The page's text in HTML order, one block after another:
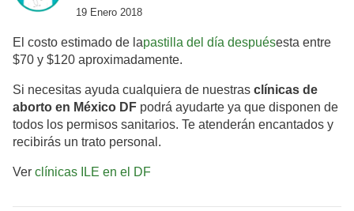
19 Enero 2018
El costo estimado de lapastilla del día despuésesta entre
$70 y $120 aproximadamente.
Si necesitas ayuda cualquiera de nuestras clínicas de
aborto en México DF podrá ayudarte ya que disponen de
todos los permisos sanitarios. Te atenderán encantados y
recibirás un trato personal.
Ver clínicas ILE en el DF